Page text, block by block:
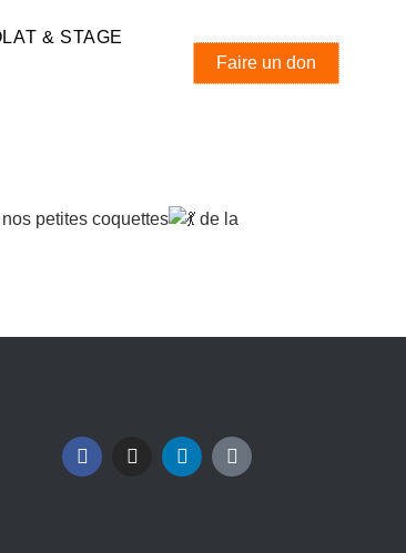
& STAGE
Faire un don
petites coquettes
de la